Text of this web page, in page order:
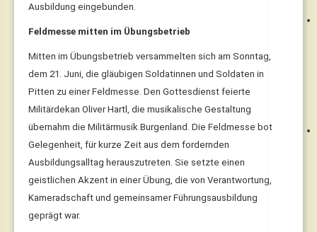
Ausbildung eingebunden.
Feldmesse mitten im Übungsbetrieb
Mitten im Übungsbetrieb versammelten sich am Sonntag,
dem 21. Juni, die gläubigen Soldatinnen und Soldaten in
Pitten zu einer Feldmesse. Den Gottesdienst feierte
Militärdekan Oliver Hartl, die musikalische Gestaltung
übernahm die Militärmusik Burgenland. Die Feldmesse bot
Gelegenheit, für kurze Zeit aus dem fordernden
Ausbildungsalltag herauszutreten. Sie setzte einen
geistlichen Akzent in einer Übung, die von Verantwortung,
Kameradschaft und gemeinsamer Führungsausbildung
geprägt war.